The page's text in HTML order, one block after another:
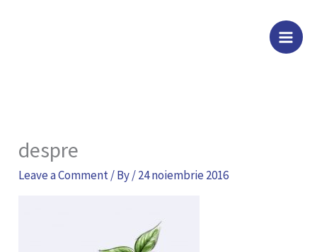
despre
Leave a Comment/ By/24 noiembrie 2016